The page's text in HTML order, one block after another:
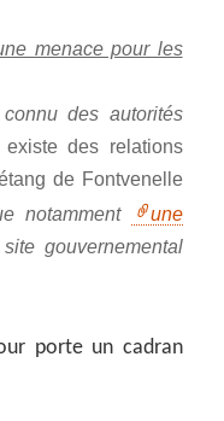
menace pour les
des autorités
existe des relations
de Fontvenelle
notamment
une
gouvernemental
porte un cadran